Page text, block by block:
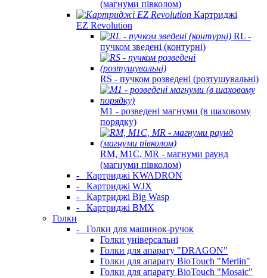
(магнуми півколом)
Картриджі
EZ Revolution
RL -
пучком зведені (контурні)
RS - пучком розведені (розтушувальні)
M1 - розведені магнуми (в шаховому
порядку)
RM, M1C, MR - магнуми раунд
(магнуми півколом)
-
Картриджі KWADRON
-
Картриджі WJX
-
Картриджі Big Wasp
-
Картриджі BMX
Голки
-
Голки для машинок-ручок
Голки універсальні
Голки для апарату "DRAGON"
Голки для апарату BioTouch "Merlin"
Голки для апарату BioTouch "Mosaic"